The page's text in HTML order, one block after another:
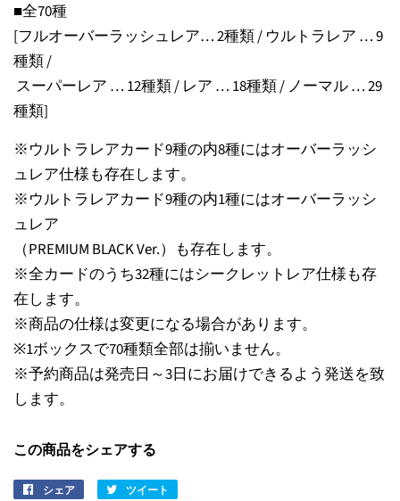
■全70種
[フルオーバーラッシュレア… 2種類 / ウルトラレア … 9
種類 /
スーパーレア … 12種類 / レア … 18種類 / ノーマル … 29
種類]
※ウルトラレアカード9種の内8種にはオーバーラッシ
ュレア仕様も存在します。
※ウルトラレアカード9種の内1種にはオーバーラッシ
ュレア
（PREMIUM BLACK Ver.）も存在します。
※全カードのうち32種にはシークレットレア仕様も存
在します。
※商品の仕様は変更になる場合があります。
※1ボックスで70種類全部は揃いません。
※予約商品は発売日～3日にお届けできるよう発送を致
します。
この商品をシェアする
シェア ツイート